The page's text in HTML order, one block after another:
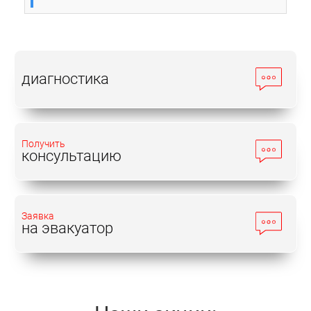
качества используемого состава, а также от
Слив антифриза
необходимо)
Заправка нового состава
Операции нужно проводить
после того, как двигатель
диагностика
Получить
консультацию
Заявка
на эвакуатор